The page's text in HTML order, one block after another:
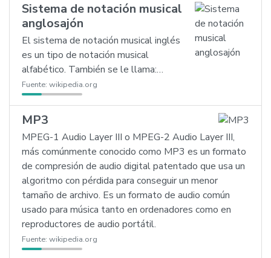
Sistema de notación musical
anglosajón
El sistema de notación musical inglés
es un tipo de notación musical
alfabético. También se le llama:…
Fuente: wikipedia.org
MP3
MPEG-1 Audio Layer III o MPEG-2 Audio Layer III,
más comúnmente conocido como MP3 es un formato
de compresión de audio digital patentado que usa un
algoritmo con pérdida para conseguir un menor
tamaño de archivo. Es un formato de audio común
usado para música tanto en ordenadores como en
reproductores de audio portátil.
Fuente: wikipedia.org